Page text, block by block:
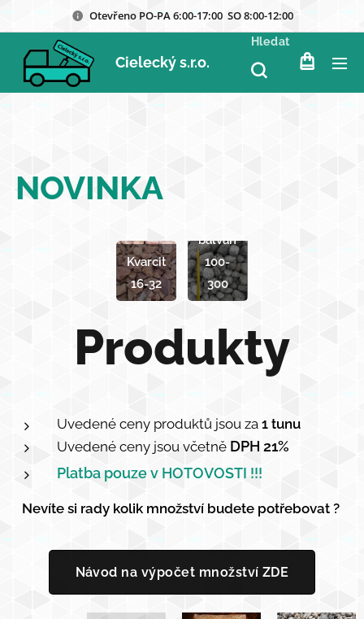
Otevřeno PO-PA 6:00-17:00 SO 8:00-12:00
Cielecký s.r.o.
Hledat
NOVINKA
Kvarcit
16-32
balvan
100-
300
Produkty
Uvedené ceny produktů jsou za 1 tunu
Uvedené ceny jsou včetně DPH 21%
Platba pouze v HOTOVOSTI !!!
Nevíte si rady kolik množství budete potřebovat ?
Návod na výpočet množství ZDE